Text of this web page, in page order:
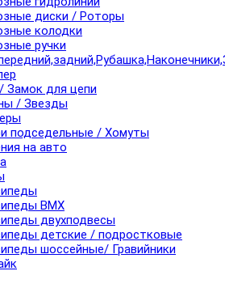
диски / Роторы
колодки
ручки
Замок для цепи
/ Звезды
подседельные / Хомуты
на авто
BMX
двухподвесы
детские / подростковые
шоссейные/ Гравийники